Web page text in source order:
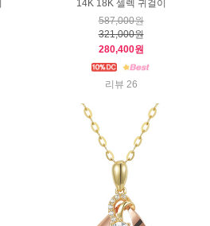
14K 18K 셀렉 귀걸이
587,000원
321,000원
280,400원
리뷰 26